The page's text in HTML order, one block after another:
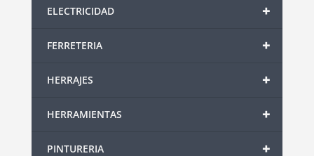
+
ELECTRICIDAD
+
FERRETERIA
+
HERRAJES
+
HERRAMIENTAS
+
PINTURERIA